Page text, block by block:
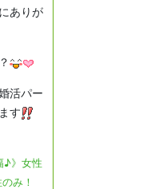
ありが
活パー
す
♪》女性
み！